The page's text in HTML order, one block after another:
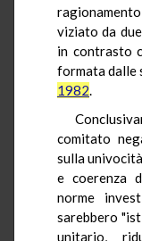
viziato da
in contrasto
formata dalle
1982.
comitato
sulla
e coerenza
norme
sarebbero
unitario,